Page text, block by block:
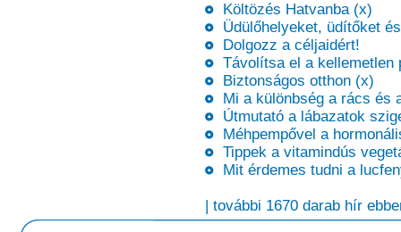
Költözés Hatvanba (x)
Üdülőhelyeket, üdítőket
Dolgozz a céljaidért!
Távolítsa el a kellemetlen
Biztonságos otthon (x)
Mi a különbség a rács és
Útmutató a lábazatok
Méhpempővel a
Tippek a vitamindús
Mit érdemes tudni a
| további 1670 darab hír